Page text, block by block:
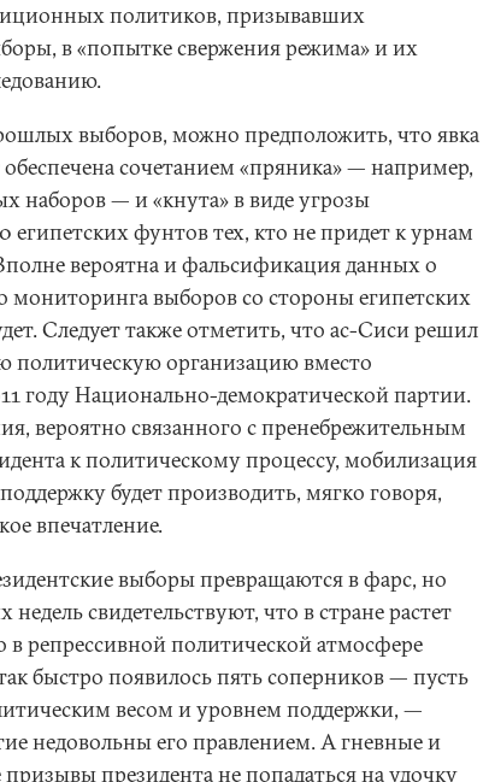
политиков, призывавших
в «попытке свержения режима» и их
выборов, можно предположить, что явка
обеспечена сочетанием «пряника» — например,
наборов — и «кнута» в виде угрозы
египетских фунтов тех, кто не придет к урнам
вероятна и фальсификация данных о
мониторинга выборов со стороны египетских
Следует также отметить, что ас-Сиси решил
политическую организацию вместо
году Национально-демократической партии.
вероятно связанного с пренебрежительным
к политическому процессу, мобилизация
будет производить, мягко говоря,
впечатление.
выборы превращаются в фарс, но
свидетельствуют, что в стране растет
в репрессивной политической атмосфере
быстро появилось пять соперников — пусть
весом и уровнем поддержки, —
недовольны его правлением. А гневные и
президента не попадаться на удочку